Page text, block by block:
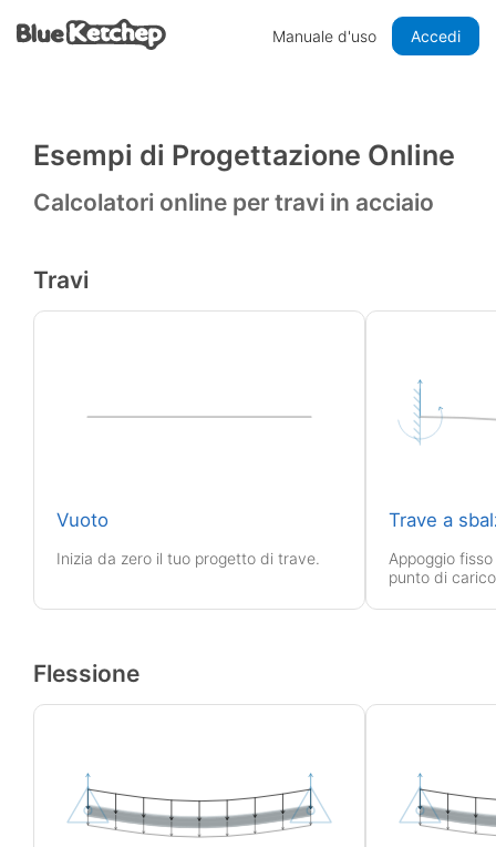
Manuale d'uso Accedi
Esempi di Progettazione Online
Calcolatori online per travi in acciaio
Travi
Vuoto
Inizia da zero il tuo progetto di trave.
Trave a
Appoggio
punto di
Flessione